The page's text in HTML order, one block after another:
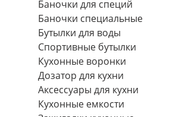
Баночки для специй
Баночки специальные
Бутылки для воды
Спортивные бутылки
Кухонные воронки
Дозатор для кухни
Аксессуары для кухни
Кухонные емкости